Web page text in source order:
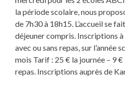
la période scolaire, nous
de 7h30 à 18h15. L’accueil se
déjeuner compris. Inscriptions
avec ou sans repas, sur l’année
mois Tarif : 25 € la journée – 9
repas. Inscriptions auprès de